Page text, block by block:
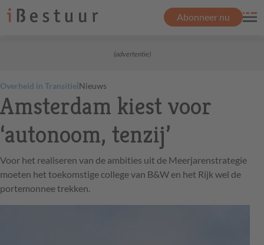
Abonneer nu
(advertentie)
Overheid in Transitie|Nieuws
Amsterdam kiest voor
‘autonoom, tenzij’
Voor het realiseren van de ambities uit de Meerjarenstrategie
moeten het toekomstige college van B&W en het Rijk wel de
portemonnee trekken.